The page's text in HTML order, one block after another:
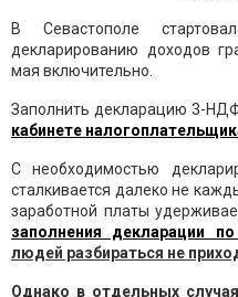
В Севастополе
декларированию доходов
мая включительно.
Заполнить декларацию 3-
кабинете
С необходимостью
сталкивается далеко не
заработной платы
заполнения декларации
людей разбираться не
Однако в отдельных